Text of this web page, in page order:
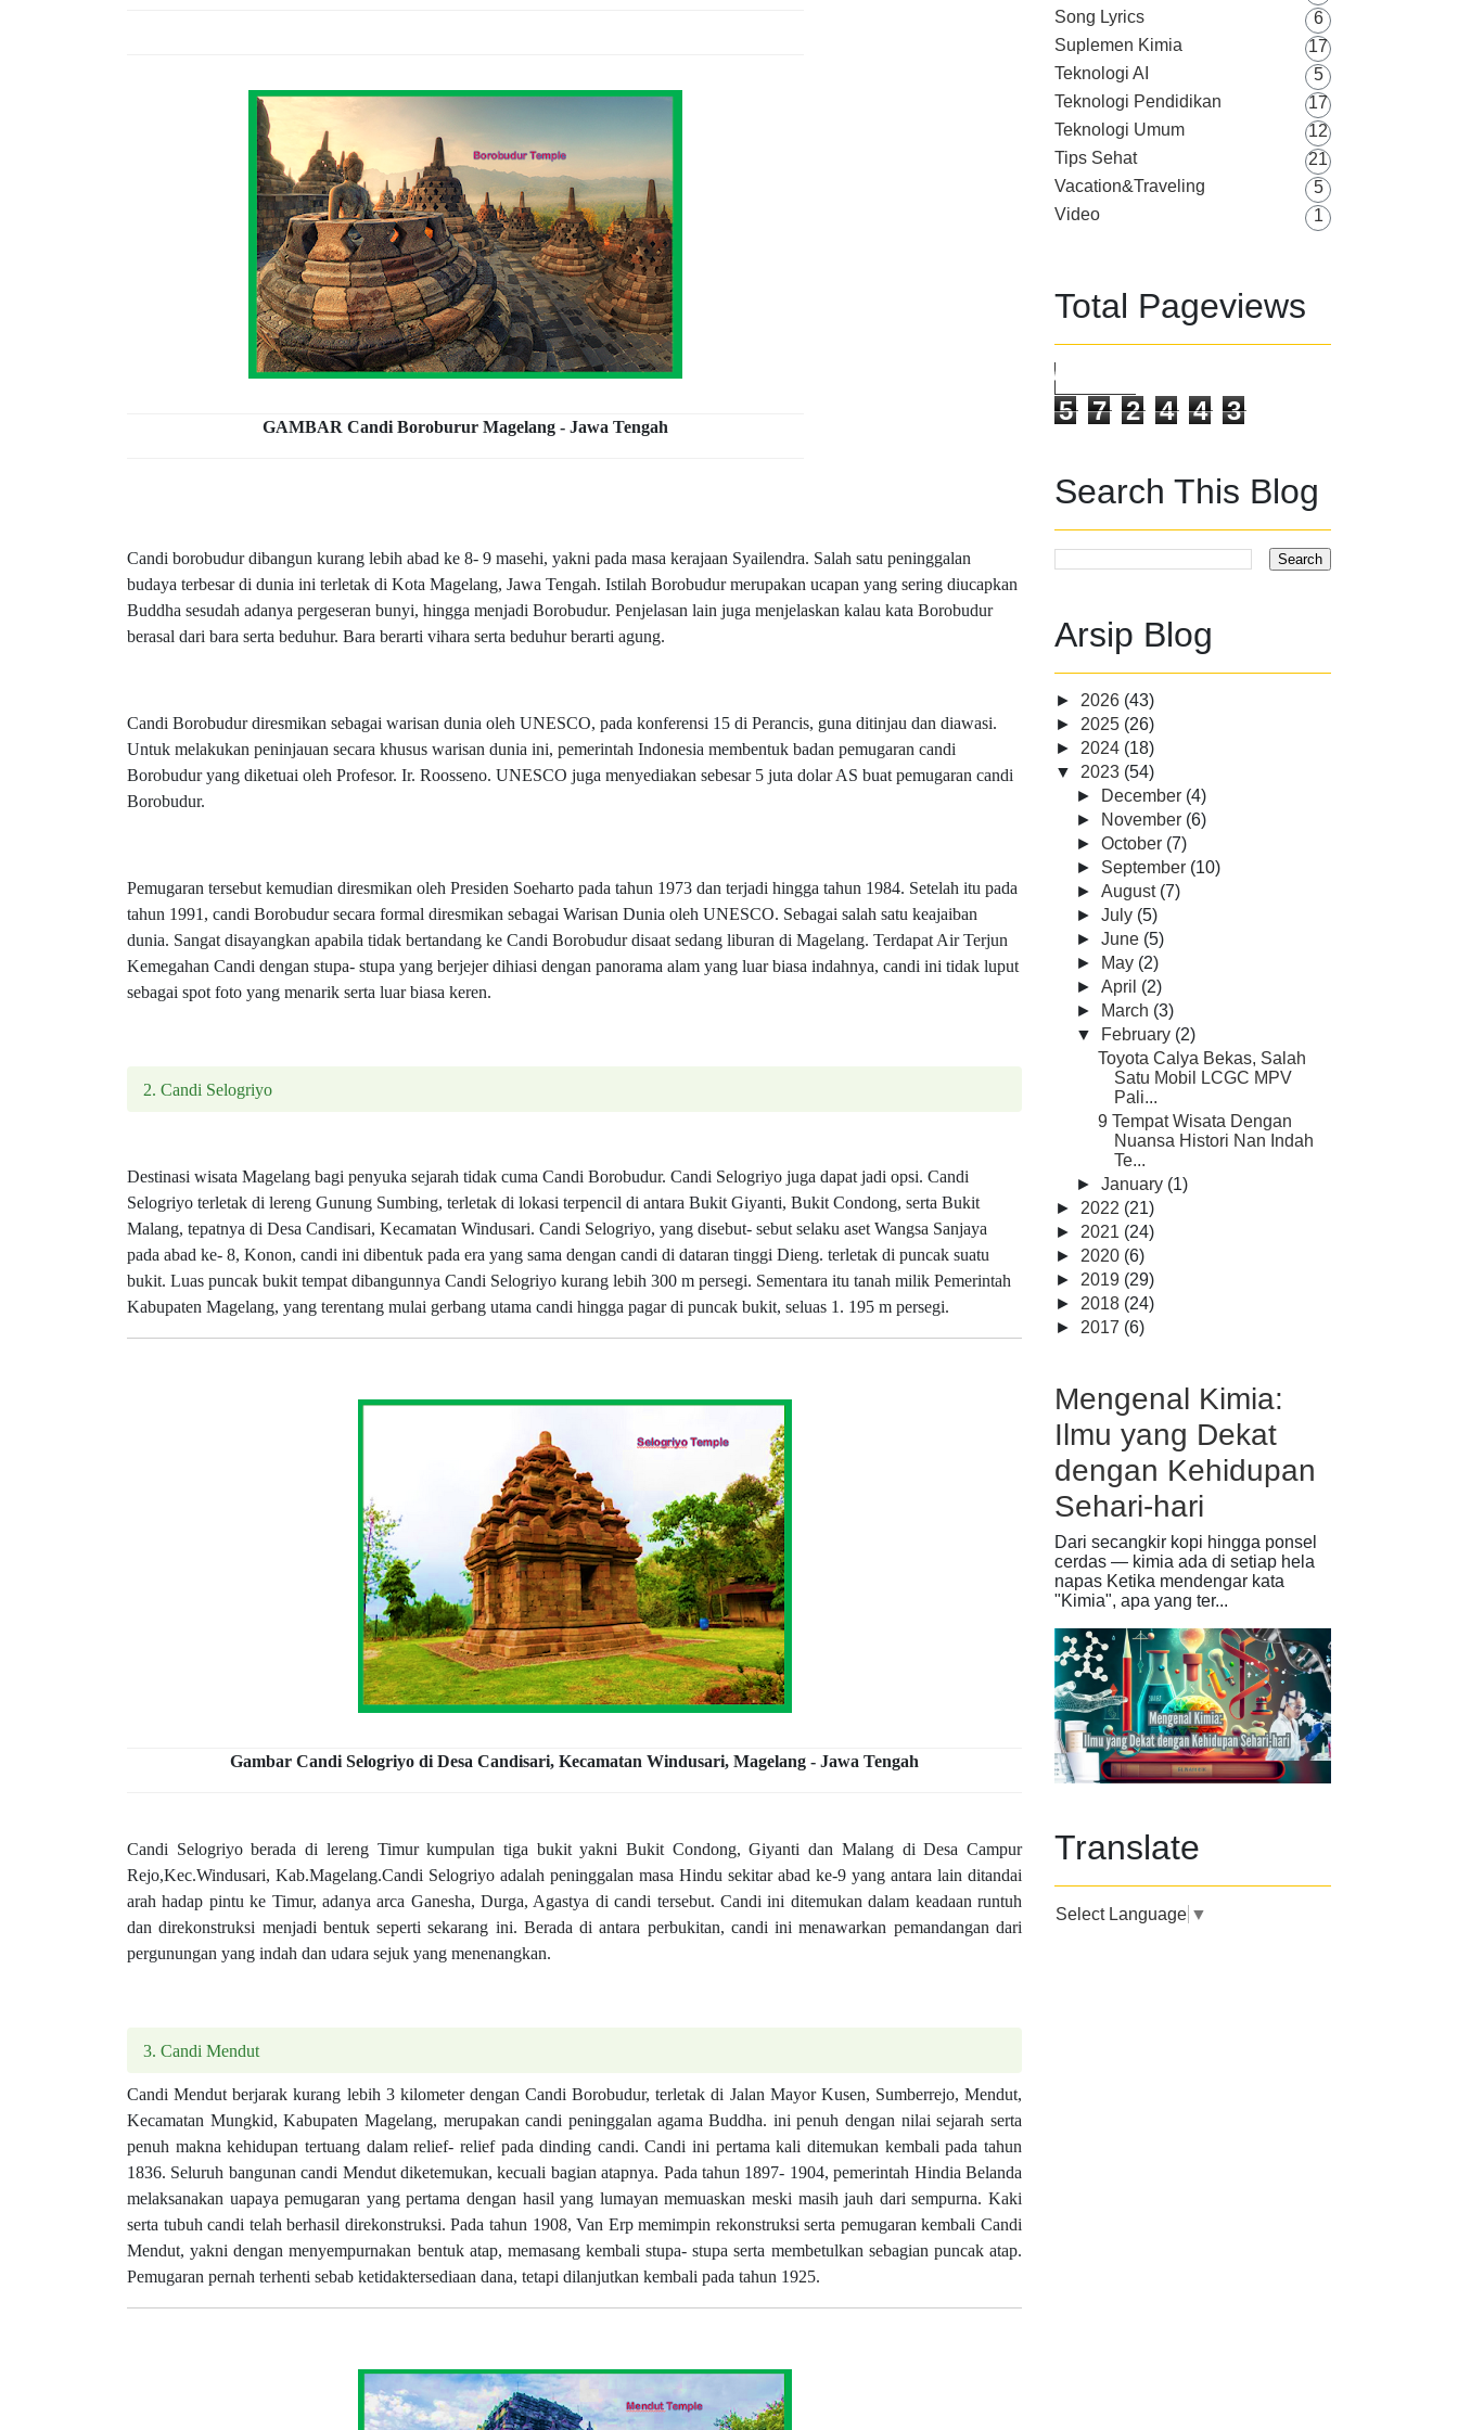
GAMBAR Candi Boroburur Magelang - Jawa Tengah
Candi borobudur dibangun kurang lebih abad ke 8- 9 masehi, yakni pada masa kerajaan Syailendra. Salah satu peninggalan
budaya terbesar di dunia ini terletak di Kota Magelang, Jawa Tengah. Istilah Borobudur merupakan ucapan yang sering diucapkan
Buddha sesudah adanya pergeseran bunyi, hingga menjadi Borobudur. Penjelasan lain juga menjelaskan kalau kata Borobudur
berasal dari bara serta beduhur. Bara berarti vihara serta beduhur berarti agung.
Candi Borobudur diresmikan sebagai warisan dunia oleh UNESCO, pada konferensi 15 di Perancis, guna ditinjau dan diawasi.
Untuk melakukan peninjauan secara khusus warisan dunia ini, pemerintah Indonesia membentuk badan pemugaran candi
Borobudur yang diketuai oleh Profesor. Ir. Roosseno. UNESCO juga menyediakan sebesar 5 juta dolar AS buat pemugaran candi
Borobudur.
Pemugaran tersebut kemudian diresmikan oleh Presiden Soeharto pada tahun 1973 dan terjadi hingga tahun 1984. Setelah itu pada
tahun 1991, candi Borobudur secara formal diresmikan sebagai Warisan Dunia oleh UNESCO. Sebagai salah satu keajaiban
dunia. Sangat disayangkan apabila tidak bertandang ke Candi Borobudur disaat sedang liburan di Magelang. Terdapat Air Terjun
Kemegahan Candi dengan stupa- stupa yang berjejer dihiasi dengan panorama alam yang luar biasa indahnya, candi ini tidak luput
sebagai spot foto yang menarik serta luar biasa keren.
2. Candi Selogriyo
Destinasi wisata Magelang bagi penyuka sejarah tidak cuma Candi Borobudur. Candi Selogriyo juga dapat jadi opsi. Candi
Selogriyo terletak di lereng Gunung Sumbing, terletak di lokasi terpencil di antara Bukit Giyanti, Bukit Condong, serta Bukit
Malang, tepatnya di Desa Candisari, Kecamatan Windusari. Candi Selogriyo, yang disebut- sebut selaku aset Wangsa Sanjaya
pada abad ke- 8, Konon, candi ini dibentuk pada era yang sama dengan candi di dataran tinggi Dieng. terletak di puncak suatu
bukit. Luas puncak bukit tempat dibangunnya Candi Selogriyo kurang lebih 300 m persegi. Sementara itu tanah milik Pemerintah
Kabupaten Magelang, yang terentang mulai gerbang utama candi hingga pagar di puncak bukit, seluas 1. 195 m persegi.
Gambar Candi Selogriyo di Desa Candisari, Kecamatan Windusari, Magelang - Jawa Tengah
Candi Selogriyo berada di lereng Timur kumpulan tiga bukit yakni Bukit Condong, Giyanti dan Malang di Desa Campur
Rejo,Kec.Windusari, Kab.Magelang.Candi Selogriyo adalah peninggalan masa Hindu sekitar abad ke-9 yang antara lain ditandai
arah hadap pintu ke Timur, adanya arca Ganesha, Durga, Agastya di candi tersebut. Candi ini ditemukan dalam keadaan runtuh
dan direkonstruksi menjadi bentuk seperti sekarang ini. Berada di antara perbukitan, candi ini menawarkan pemandangan dari
pergunungan yang indah dan udara sejuk yang menenangkan.
3. Candi Mendut
Candi Mendut berjarak kurang lebih 3 kilometer dengan Candi Borobudur, terletak di Jalan Mayor Kusen, Sumberrejo, Mendut,
Kecamatan Mungkid, Kabupaten Magelang, merupakan candi peninggalan agama Buddha. ini penuh dengan nilai sejarah serta
penuh makna kehidupan tertuang dalam relief- relief pada dinding candi. Candi ini pertama kali ditemukan kembali pada tahun
1836. Seluruh bangunan candi Mendut diketemukan, kecuali bagian atapnya. Pada tahun 1897- 1904, pemerintah Hindia Belanda
melaksanakan uapaya pemugaran yang pertama dengan hasil yang lumayan memuaskan meski masih jauh dari sempurna. Kaki
serta tubuh candi telah berhasil direkonstruksi. Pada tahun 1908, Van Erp memimpin rekonstruksi serta pemugaran kembali Candi
Mendut, yakni dengan menyempurnakan bentuk atap, memasang kembali stupa- stupa serta membetulkan sebagian puncak atap.
Pemugaran pernah terhenti sebab ketidaktersediaan dana, tetapi dilanjutkan kembali pada tahun 1925.
Song Lyrics
6
Suplemen Kimia
17
Teknologi AI
5
Teknologi Pendidikan
17
Teknologi Umum
12
Tips Sehat
21
Vacation&Traveling
5
Video
1
Total Pageviews
5 7 2 4 4 3
Search This Blog
Arsip Blog
► 2026 (43)
► 2025 (26)
► 2024 (18)
▼ 2023 (54)
►
December (4)
►
November (6)
►October (7)
► September (10)
►August (7)
►July (5)
►June (5)
►
May (2)
►April (2)
►
March (3)
▼
February (2)
Toyota Calya Bekas, Salah
Satu Mobil LCGC MPV
Pali...
9 Tempat Wisata Dengan
Nuansa Histori Nan Indah
Te...
►January (1)
► 2022 (21)
► 2021 (24)
► 2020 (6)
► 2019 (29)
► 2018 (24)
► 2017 (6)
Mengenal Kimia:
Ilmu yang Dekat
dengan Kehidupan
Sehari-hari
Dari secangkir kopi hingga ponsel
cerdas — kimia ada di setiap hela
napas Ketika mendengar kata
"Kimia", apa yang ter...
Translate
Select Language ▼